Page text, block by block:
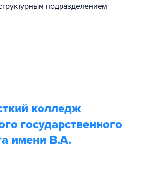
подразделением
колледж
государственного
имени В.А.